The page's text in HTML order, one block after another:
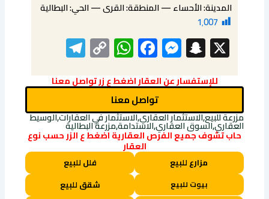
المدينة: الأحساء — المنطقة: القرى — الحي: البطالية
1٬007
X
Snapchat
Messenger
Facebook
WhatsApp
Copy
Link
للإستفسار عن العقار اضغط ع زر تواصل معنا
تواصل معنا
مزرعة للبيع,الاستثمار العقاري,الاستثمار في العقارات,الوسيط
العقاري,السوق العقاري,الاستدامة,مزرعة البطالية
حاب تشوف جميع الفرص العقارية اضغط ع الزر حسب نوع
العقار
مزارع للبيع فلل للبيع
بيوت للبيع
شقق للبيع